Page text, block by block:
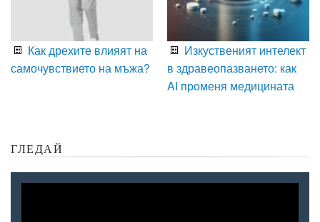
Как дрехите влияят на
самочувствието на мъжа?
Изкуственият интелект
в здравеопазването: как
AI променя медицината
ГЛЕДАЙ